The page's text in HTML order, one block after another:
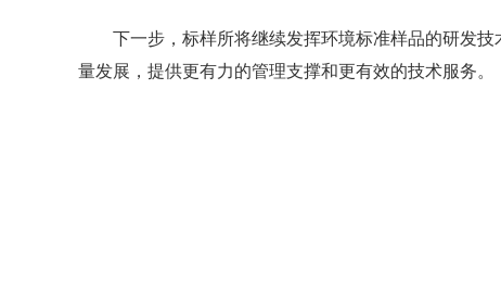
下一步，标样所将继续发挥环境标准样品的研发
量发展，提供更有力的管理支撑和更有效的技术服务。